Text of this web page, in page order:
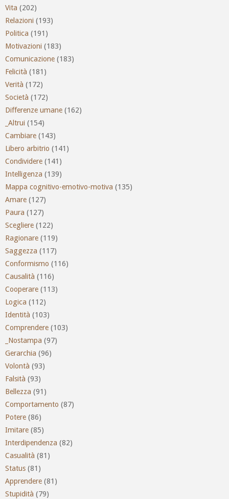
Vita (202)
Relazioni (193)
Politica (191)
Motivazioni (183)
Comunicazione (183)
Felicità (181)
Verità (172)
Società (172)
Differenze umane (162)
_Altrui (154)
Cambiare (143)
Libero arbitrio (141)
Condividere (141)
Intelligenza (139)
Mappa cognitivo-emotivo-motiva (135)
Amare (127)
Paura (127)
Scegliere (122)
Ragionare (119)
Saggezza (117)
Conformismo (116)
Causalità (116)
Cooperare (113)
Logica (112)
Identità (103)
Comprendere (103)
_Nostampa (97)
Gerarchia (96)
Volontà (93)
Falsità (93)
Bellezza (91)
Comportamento (87)
Potere (86)
Imitare (85)
Interdipendenza (82)
Casualità (81)
Status (81)
Apprendere (81)
Stupidità (79)